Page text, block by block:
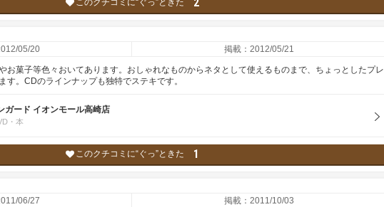
このクチコミに“ぐっ”ときた 2
05/20 掲載：2012/05/21
お菓子等色々おいてあります。おしゃれなものからネタとして使えるものまで、ちょっとしたプレ
す。CDのラインナップも独特でステキです。
ガード イオンモール高崎店
・本
このクチコミに“ぐっ”ときた 1
06/27 掲載：2011/10/03